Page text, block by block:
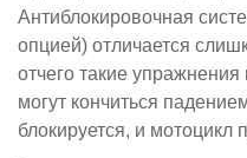
Антиблокировочная
опцией) отличается
отчего такие упражнения
могут кончиться
блокируется, и мотоцикл